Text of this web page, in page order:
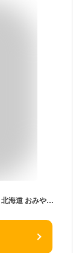
六花亭 マルセイバターサンド 5個入×3箱 / 送料込 / 北海道 おみやげ ロングセラー お菓子 お取り寄せ スイーツ 父の日 母の日 プレゼント ホワイトデー バレンタイン ばらまき用 ギフト 個包装 バレンタインデー クリスマス